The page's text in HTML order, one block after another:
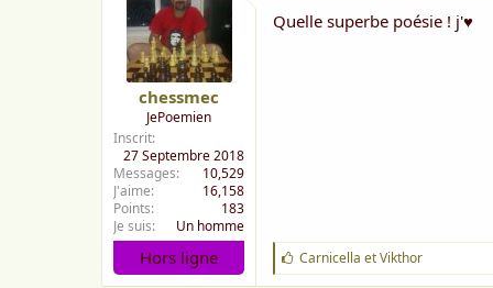
chessmec
JePoemien
Inscrit
27 Septembre 2018
Messages
10,529
J'aime
16,158
Points
183
Je suis
Un homme
Hors ligne
Quelle superbe poésie ! j'♥
J
'
Carnicella etVikthor